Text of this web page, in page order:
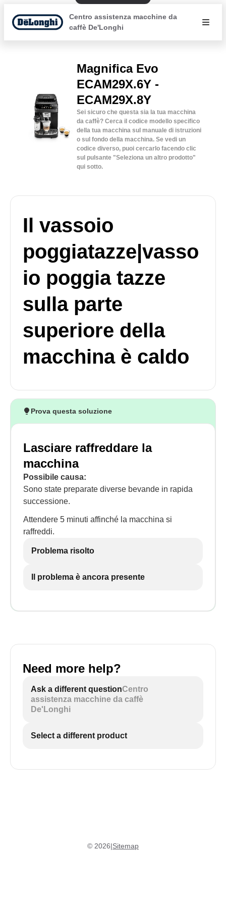
Centro assistenza macchine da
caffè De'Longhi
Magnifica Evo
ECAM29X.6Y -
ECAM29X.8Y
Sei sicuro che questa sia la tua macchina
da caffè? Cerca il codice modello specifico
della tua macchina sul manuale di istruzioni
o sul fondo della macchina. Se vedi un
codice diverso, puoi cercarlo facendo clic
sul pulsante "Seleziona un altro prodotto"
qui sotto.
Il vassoio
poggiatazze|vasso
io poggia tazze
sulla parte
superiore della
macchina è caldo
Prova questa soluzione
Lasciare raffreddare la
macchina
Possibile causa:
Sono state preparate diverse bevande in rapida
successione.
Attendere 5 minuti affinché la macchina si
raffreddi.
Problema risolto
Il problema è ancora presente
Need more help?
Ask a different questionCentro
assistenza macchine da caffè
De'Longhi
Select a different product
© 2026|Sitemap